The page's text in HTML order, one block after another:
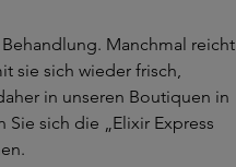
Manchmal reicht
sie sich wieder frisch,
in unseren Boutiquen in
sich die „Elixir Express